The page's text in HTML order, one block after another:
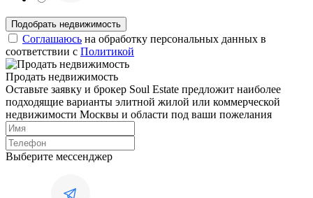
Соглашаюсь на обработку персональных данных в
соответствии с Политикой
Продать недвижимость
Оставьте заявку и брокер Soul Estate предложит наиболее
подходящие варианты элитной жилой или коммерческой
недвижимости Москвы и области под ваши пожелания
Выберите мессенджер